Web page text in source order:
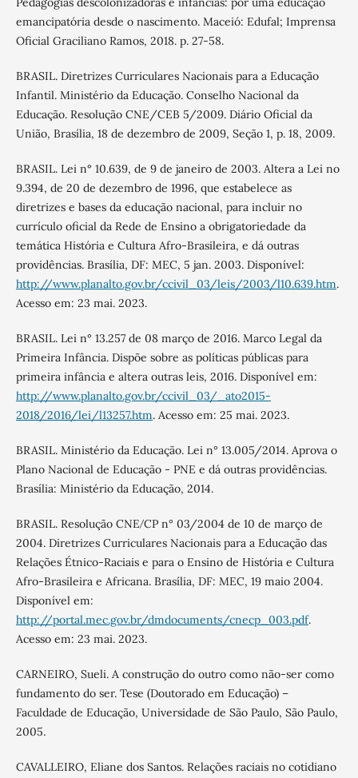
emancipatória desde o nascimento. Maceió: Edufal; Imprensa
Oficial Graciliano Ramos, 2018. p. 27-58.
BRASIL. Diretrizes Curriculares Nacionais para a Educação
Infantil. Ministério da Educação. Conselho Nacional da
Educação. Resolução CNE/CEB 5/2009. Diário Oficial da
União, Brasília, 18 de dezembro de 2009, Seção 1, p. 18, 2009.
BRASIL. Lei n° 10.639, de 9 de janeiro de 2003. Altera a Lei no
9.394, de 20 de dezembro de 1996, que estabelece as
diretrizes e bases da educação nacional, para incluir no
currículo oficial da Rede de Ensino a obrigatoriedade da
temática História e Cultura Afro-Brasileira, e dá outras
providências. Brasília, DF: MEC, 5 jan. 2003. Disponível:
http://www.planalto.gov.br/ccivil_03/leis/2003/l10.639.htm.
Acesso em: 23 mai. 2023.
BRASIL. Lei n° 13.257 de 08 março de 2016. Marco Legal da
Primeira Infância. Dispõe sobre as políticas públicas para
primeira infância e altera outras leis, 2016. Disponível em:
http://www.planalto.gov.br/ccivil_03/_ato2015-
2018/2016/lei/l13257.htm. Acesso em: 25 mai. 2023.
BRASIL. Ministério da Educação. Lei n° 13.005/2014. Aprova o
Plano Nacional de Educação - PNE e dá outras providências.
Brasília: Ministério da Educação, 2014.
BRASIL. Resolução CNE∕CP n° 03/2004 de 10 de março de
2004. Diretrizes Curriculares Nacionais para a Educação das
Relações Étnico-Raciais e para o Ensino de História e Cultura
Afro-Brasileira e Africana. Brasília, DF: MEC, 19 maio 2004.
Disponível em:
http://portal.mec.gov.br/dmdocuments/cnecp_003.pdf.
Acesso em: 23 mai. 2023.
CARNEIRO, Sueli. A construção do outro como não-ser como
fundamento do ser. Tese (Doutorado em Educação) –
Faculdade de Educação, Universidade de São Paulo, São Paulo,
2005.
CAVALLEIRO, Eliane dos Santos. Relações raciais no cotidiano